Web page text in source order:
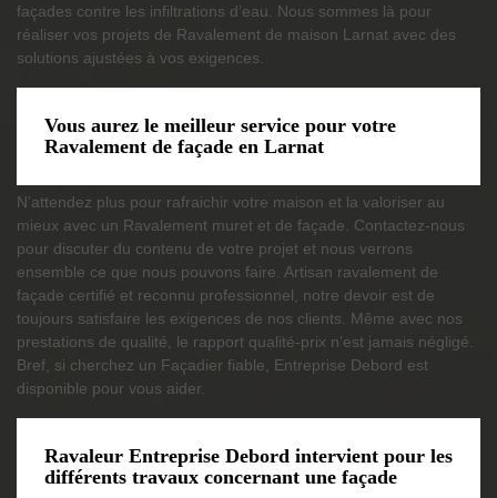
façades contre les infiltrations d’eau. Nous sommes là pour
réaliser vos projets de Ravalement de maison Larnat avec des
solutions ajustées à vos exigences.
Vous aurez le meilleur service pour votre
Ravalement de façade en Larnat
N’attendez plus pour rafraichir votre maison et la valoriser au
mieux avec un Ravalement muret et de façade. Contactez-nous
pour discuter du contenu de votre projet et nous verrons
ensemble ce que nous pouvons faire. Artisan ravalement de
façade certifié et reconnu professionnel, notre devoir est de
toujours satisfaire les exigences de nos clients. Même avec nos
prestations de qualité, le rapport qualité-prix n’est jamais négligé.
Bref, si cherchez un Façadier fiable, Entreprise Debord est
disponible pour vous aider.
Ravaleur Entreprise Debord intervient pour les
différents travaux concernant une façade